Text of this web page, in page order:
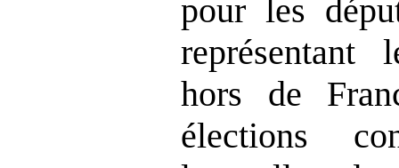
pour les
représentant
hors de
élections